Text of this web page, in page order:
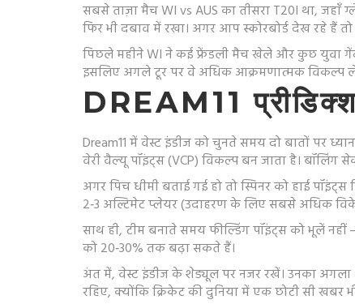
सबसे ताज़ा मैच WI vs AUS का तीसरा T20I था,
फिर भी दबाव में रखा। अगर आप स्कोरबोर्ड देख रहे हैं
पिछले महीने WI ने कई फ्रेंडली मैच खेले और कुछ युवा
इसलिए अगले टूर पर वे अधिक आक्रमणात्मक विकल्प
DREAM11
Dream11 में वेस्ट इंडीज को चुनते समय दो बातों पर
वेरी वैल्यू पॉइंट्स (VCP) विकल्प बन जाता है। बॉलिंग
अगर पिच धीमी बताई गई हो तो स्पिनर को हाई
2‑3 अल्टिमेट प्लेयर (उदाहरण के लिए सबसे अधिक
साथ ही, टीम बनाते समय फील्डिंग पॉइंट्स को भूलें
को 20‑30% तक बढ़ा सकते हैं।
अंत में, वेस्ट इंडीज के शेड्यूल पर नजर रखें। उनका अगला
रहिए, क्योंकि क्रिकेट की दुनिया में एक छोटी सी खबर